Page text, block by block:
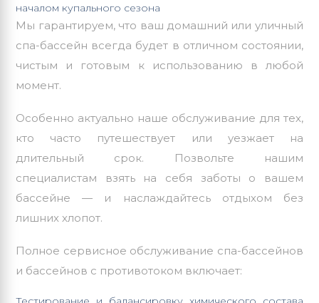
началом купального сезона
Мы гарантируем, что ваш домашний или уличный
спа-бассейн всегда будет в отличном состоянии,
чистым и готовым к использованию в любой
момент.
Особенно актуально наше обслуживание для тех,
кто часто путешествует или уезжает на
длительный срок. Позвольте нашим
специалистам взять на себя заботы о вашем
бассейне — и наслаждайтесь отдыхом без
лишних хлопот.
Полное сервисное обслуживание спа-бассейнов
и бассейнов с противотоком включает: